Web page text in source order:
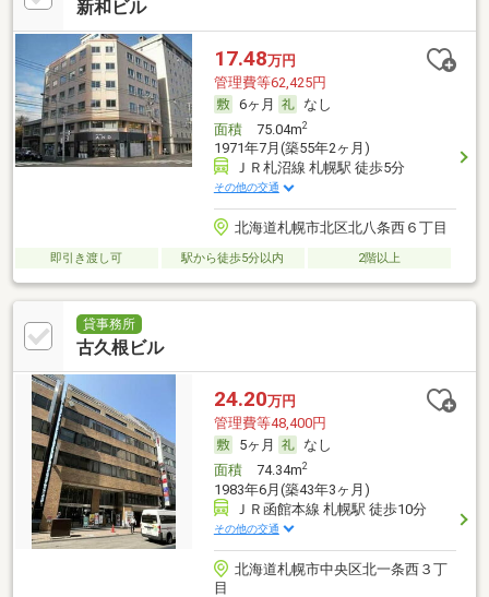
新和ビル
17.48万円
管理費等62,425円
6ヶ月
なし
面積75.04m2
1971年7月(築55年2ヶ月)
ＪＲ札沼線 札幌駅 徒歩5分
その他の交通
北海道札幌市北区北八条西６丁目
即引き渡し可 駅から徒歩5分以内 2階以上
貸事務所
古久根ビル
24.20万円
管理費等48,400円
5ヶ月
なし
面積74.34m2
1983年6月(築43年3ヶ月)
ＪＲ函館本線 札幌駅 徒歩10分
その他の交通
北海道札幌市中央区北一条西３丁
目